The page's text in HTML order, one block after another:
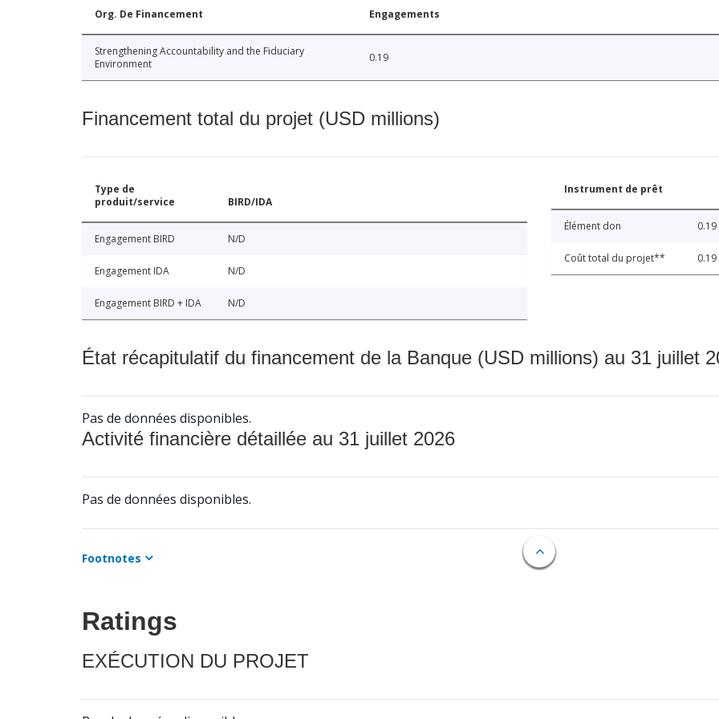
Org. De Financement Engagements
Strengthening Accountability and the Fiduciary
Environment
0.19
Financement total du projet (USD millions)
Type de
produit/service
BIRD/IDA
Engagement BIRD N/D
Engagement IDA N/D
Engagement BIRD + IDA N/D
Instrument de prêt
Élément don 0.19
Coût total du projet** 0.19
État récapitulatif du financement de la Banque (USD millions) au 31 juillet
Pas de données disponibles.
Activité financière détaillée au 31 juillet 2026
Pas de données disponibles.
Footnotes
Ratings
EXÉCUTION DU PROJET